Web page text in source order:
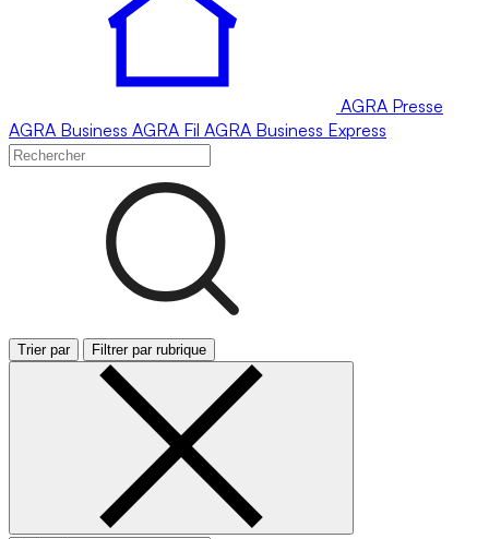
AGRA Presse
AGRA Business AGRA Fil AGRA Business Express
Trier par Filtrer par rubrique